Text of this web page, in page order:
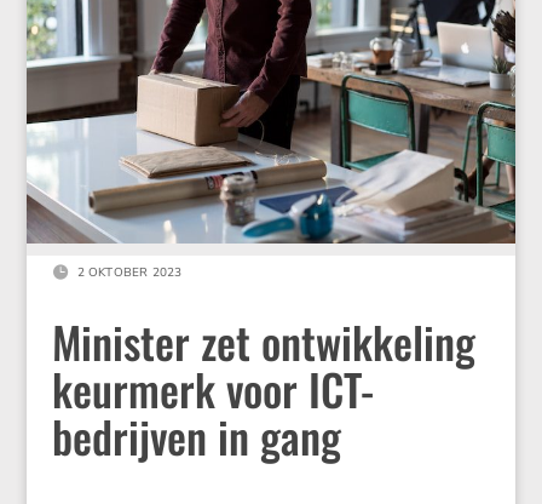
 2 OKTOBER 2023
Minister zet ontwikkeling
keurmerk voor ICT-
bedrijven in gang